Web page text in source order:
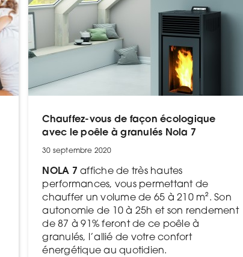
Chauffez-vous de façon écologique
avec le poêle à granulés Nola 7
30 septembre 2020
NOLA 7affiche de très hautes
performances, vous permettant de
chauffer un volume de 65 à 210 m². Son
autonomie de 10 à 25h et son rendement
de 87 à 91% feront de ce poêle à
granulés, l’allié de votre confort
énergétique au quotidien.